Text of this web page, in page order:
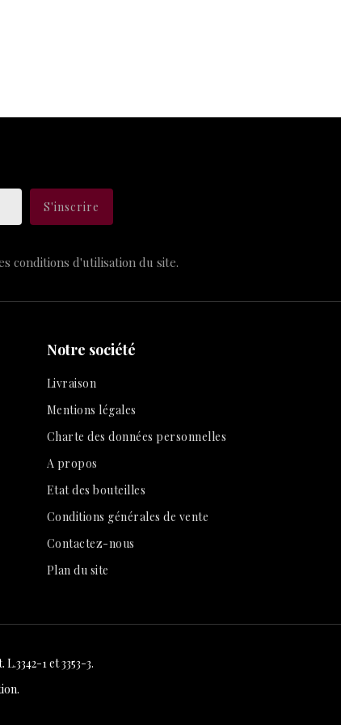
conditions d'utilisation du site.
Notre société
Livraison
Mentions légales
Charte des données personnelles
A propos
Etat des bouteilles
Conditions générales de vente
Contactez-nous
Plan du site
1 et 3353-3.